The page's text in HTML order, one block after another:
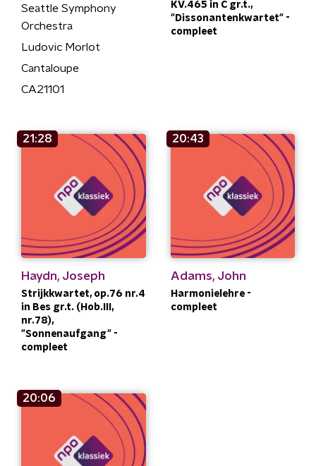
Seattle Symphony
Orchestra
Ludovic Morlot
Cantaloupe
CA21101
KV.465 in C gr.t.,
"Dissonantenkwartet" -
compleet
21:28
Haydn, Joseph
Strijkkwartet, op.76 nr.4
in Bes gr.t. (Hob.III,
nr.78),
"Sonnenaufgang" -
compleet
20:43
Adams, John
Harmonielehre -
compleet
20:06